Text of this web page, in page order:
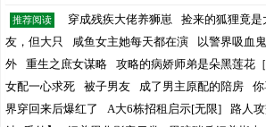
推荐阅读 穿成残疾大佬养狮崽 捡来的狐狸竟是
友，但大只
咸鱼女主她每天都在演 以警界吸血
外
重生之庶女谋略 攻略的病娇师弟是朵黑莲花［
女配一心求死
被子男友 成了男主原配的陪房 你
界穿回来后爆红了
A大6栋招租启示[无限]
路人